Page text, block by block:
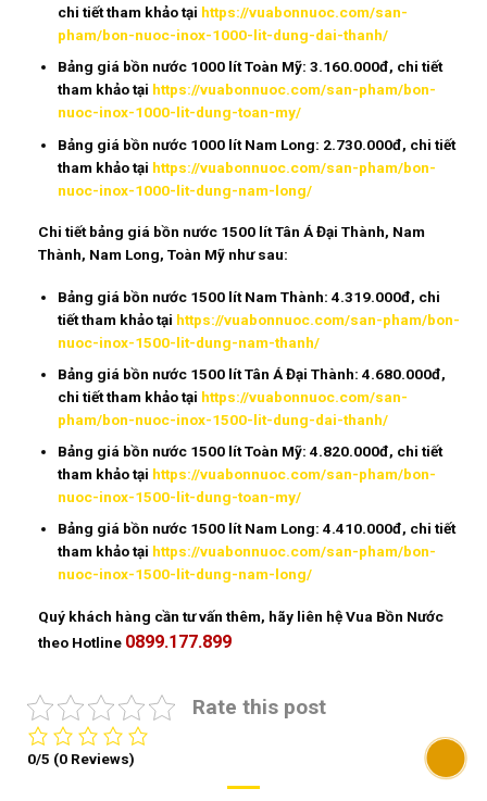
chi tiết tham khảo tại https://vuabonnuoc.com/san-
pham/bon-nuoc-inox-1000-lit-dung-dai-thanh/
Bảng giá bồn nước 1000 lít Toàn Mỹ: 3.160.000đ, chi tiết
tham khảo tại https://vuabonnuoc.com/san-pham/bon-
nuoc-inox-1000-lit-dung-toan-my/
Bảng giá bồn nước 1000 lít Nam Long: 2.730.000đ, chi tiết
tham khảo tại https://vuabonnuoc.com/san-pham/bon-
nuoc-inox-1000-lit-dung-nam-long/
Chi tiết bảng giá bồn nước 1500 lít Tân Á Đại Thành, Nam
Thành, Nam Long, Toàn Mỹ như sau:
Bảng giá bồn nước 1500 lít Nam Thành: 4.319.000đ, chi
tiết tham khảo tại https://vuabonnuoc.com/san-pham/bon-
nuoc-inox-1500-lit-dung-nam-thanh/
Bảng giá bồn nước 1500 lít Tân Á Đại Thành: 4.680.000đ,
chi tiết tham khảo tại https://vuabonnuoc.com/san-
pham/bon-nuoc-inox-1500-lit-dung-dai-thanh/
Bảng giá bồn nước 1500 lít Toàn Mỹ: 4.820.000đ, chi tiết
tham khảo tại https://vuabonnuoc.com/san-pham/bon-
nuoc-inox-1500-lit-dung-toan-my/
Bảng giá bồn nước 1500 lít Nam Long: 4.410.000đ, chi tiết
tham khảo tại https://vuabonnuoc.com/san-pham/bon-
nuoc-inox-1500-lit-dung-nam-long/
Quý khách hàng cần tư vấn thêm, hãy liên hệ Vua Bồn Nước
theo Hotline 0899.177.899
Rate this post
0/5 (0 Reviews)